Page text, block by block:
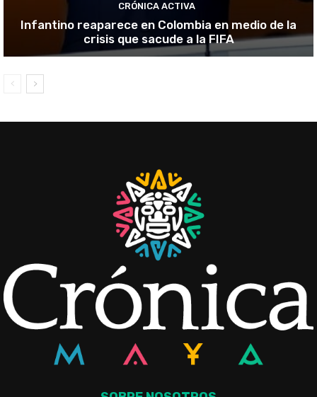
CRÓNICA ACTIVA
Infantino reaparece en Colombia en medio de la
crisis que sacude a la FIFA